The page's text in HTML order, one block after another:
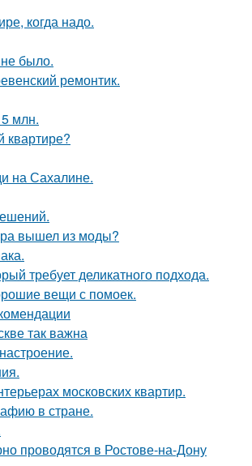
когда надо.
было.
ремонтик.
млн.
квартире?
на Сахалине.
вышел из моды?
требует деликатного подхода.
вещи с помоек.
так важна
московских квартир.
в стране.
проводятся в Ростове-на-Дону